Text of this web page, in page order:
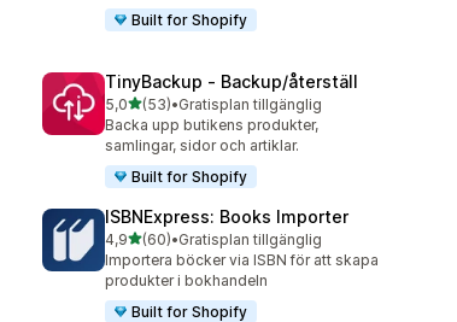
Built for Shopify
TinyBackup ‑ Backup/återställ
5,0av 5 stjärnor
(53)
53 recensioner totalt
•Gratisplan tillgänglig
Backa upp butikens produkter,
samlingar, sidor och artiklar.
Built for Shopify
ISBNExpress: Books Importer
4,9av 5 stjärnor
(60)
60 recensioner totalt
•Gratisplan tillgänglig
Importera böcker via ISBN för att skapa
produkter i bokhandeln
Built for Shopify